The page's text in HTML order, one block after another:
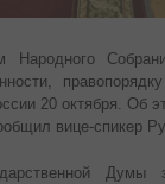
Народного
20 октября. Об
вице-спикер
Думы